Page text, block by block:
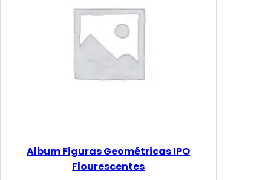
Album Figuras Geométricas IPO
Flourescentes